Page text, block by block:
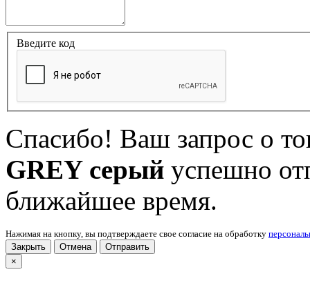
Введите код
Спасибо! Ваш запрос о
GREY серый успешно
ближайшее время.
Нажимая на кнопку, вы подтверждаете свое согласие на обработку
Закрыть
Отмена
Отправить
×